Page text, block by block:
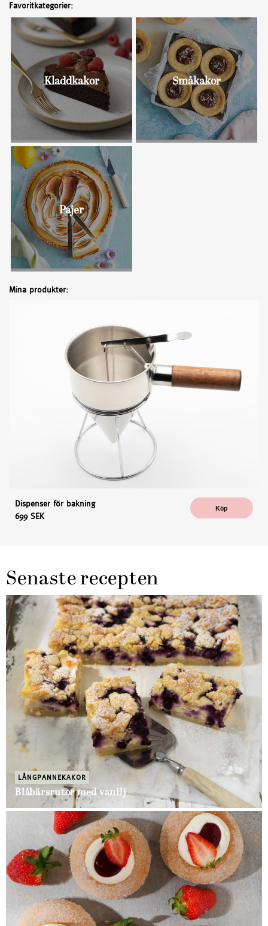
Favoritkategorier:
Kladdkakor Småkakor
Pajer
Mina produkter:
Dispenser för bakning
699 SEK
Köp
Senaste recepten
LÅNGPANNEKAKOR
Blåbärsrutor med vanilj